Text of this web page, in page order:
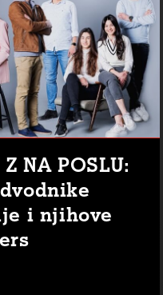
NA POSLU:
i njihove